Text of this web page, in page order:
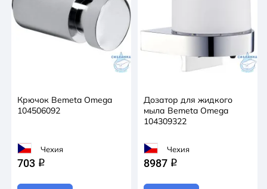
Крючок Bemeta Omega
104506092
Чехия
703 q
Дозатор для жидкого
мыла Bemeta Omega
104309322
Чехия
8987 q